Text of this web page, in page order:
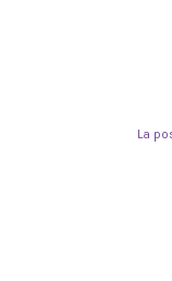
La